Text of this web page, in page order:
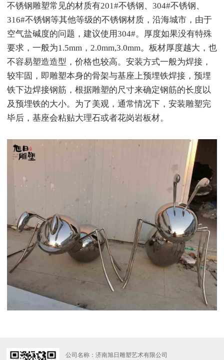
不锈钢雕塑常见的材质有201#不锈钢、304#不锈钢、
316#不锈钢等其他等级的不锈钢材质，沿海城市，由于
空气盐碱度的问题，建议使用304#。厚度如果没有特殊
要求，一般为1.5mm，2.0mm,3.0mm。板材厚度越大，也
不容易塑造造型，价格也较高。安装方式一般为焊接，
较牢固，即雕塑本身的骨架与基座上预埋铁焊接，预埋
铁下边焊接钢筋，根据雕塑的尺寸来确定钢筋的长度以
及预埋铁的大小。为了美观，通常情况下，安装雕塑完
毕后，基座会粘贴大理石或者花岗岩板材。
公司名称：济南旭日雕塑艺术有限公司